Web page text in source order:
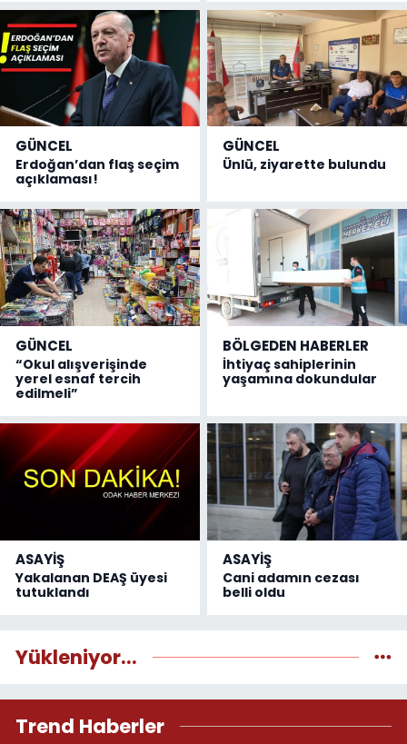
GÜNCEL
Erdoğan’dan flaş seçim
açıklaması!
GÜNCEL
Ünlü, ziyarette bulundu
GÜNCEL
“Okul alışverişinde
yerel esnaf tercih
edilmeli”
BÖLGEDEN HABERLER
İhtiyaç sahiplerinin
yaşamına dokundular
ASAYİŞ
Yakalanan DEAŞ üyesi
tutuklandı
ASAYİŞ
Cani adamın cezası
belli oldu
Yükleniyor...
Trend Haberler